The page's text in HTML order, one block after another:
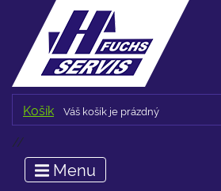
Košík Váš košík je prázdný
//
Menu